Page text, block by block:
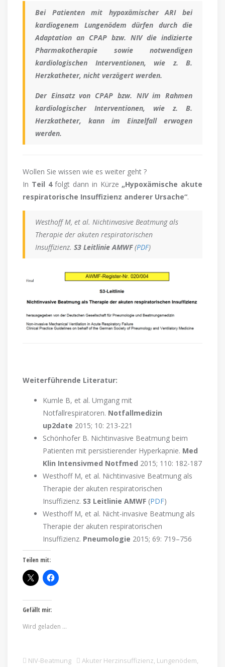
Bei Patienten mit hypoxämischer ARI bei
kardiogenem Lungenödem dürfen durch die
Adaptation an CPAP bzw. NIV die indizierte
Pharmakotherapie sowie notwendigen
kardiologischen Interventionen, wie z. B.
Herzkatheter, nicht verzögert werden.
Der Einsatz von CPAP bzw. NIV im Rahmen
kardiologischer Interventionen, wie z. B.
Herzkatheter, kann im Einzelfall erwogen
werden.
Wollen Sie wissen wie es weiter geht ?
In Teil 4folgt dann in Kürze „Hypoxämische akute
respiratorische Insuffizienz anderer Ursache“.
Westhoff M, et al. Nichtinvasive Beatmung als
Therapie der akuten respiratorischen
Insuffizienz. S3 Leitlinie AMWF(PDF)
Weiterführende Literatur:
Kumle B, et al. Umgang mit
Notfallrespiratoren. Notfallmedizin
up2date 2015; 10: 213-221
Schönhofer B. Nichtinvasive Beatmung beim
Patienten mit persistierender Hyperkapnie. Med
Klin Intensivmed Notfmed 2015; 110: 182-187
Westhoff M, et al. Nichtinvasive Beatmung als
Therapie der akuten respiratorischen
Insuffizienz. S3 Leitlinie AMWF (PDF)
Westhoff M, et al. Nicht-invasive Beatmung als
Therapie der akuten respiratorischen
Insuffizienz. Pneumologie 2015; 69: 719–756
Teilen mit:
Gefällt mir:
Wird geladen …
NIV-Beatmung Akuter Herzinsuffizienz, Lungenödem,